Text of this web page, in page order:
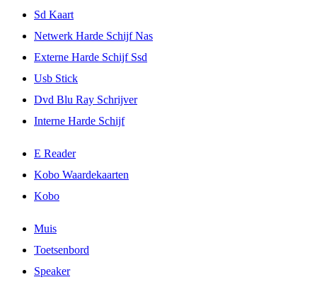
Sd Kaart
Netwerk Harde Schijf Nas
Externe Harde Schijf Ssd
Usb Stick
Dvd Blu Ray Schrijver
Interne Harde Schijf
E Reader
Kobo Waardekaarten
Kobo
Muis
Toetsenbord
Speaker